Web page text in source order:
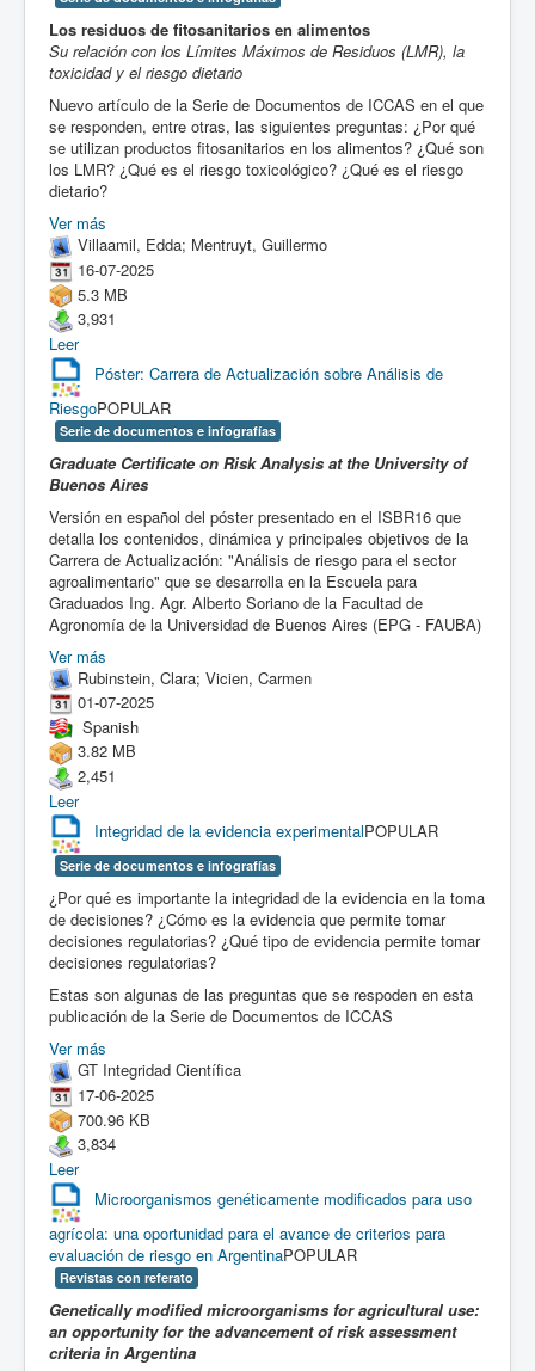
Los residuos de fitosanitarios en alimentos
Su relación con los Límites Máximos de Residuos (LMR), la
toxicidad y el riesgo dietario
Nuevo artículo de la Serie de Documentos de ICCAS en el que
se responden, entre otras, las siguientes preguntas: ¿Por qué
se utilizan productos fitosanitarios en los alimentos? ¿Qué son
los LMR? ¿Qué es el riesgo toxicológico? ¿Qué es el riesgo
dietario?
Ver más
Villaamil, Edda; Mentruyt, Guillermo
16-07-2025
5.3 MB
3,931
Leer
Póster: Carrera de Actualización sobre Análisis de
RiesgoPOPULAR
Serie de documentos e infografías
Graduate Certificate on Risk Analysis at the University of
Buenos Aires
Versión en español del póster presentado en el ISBR16 que
detalla los contenidos, dinámica y principales objetivos de la
Carrera de Actualización: "Análisis de riesgo para el sector
agroalimentario" que se desarrolla en la Escuela para
Graduados Ing. Agr. Alberto Soriano de la Facultad de
Agronomía de la Universidad de Buenos Aires (EPG - FAUBA)
Ver más
Rubinstein, Clara; Vicien, Carmen
01-07-2025
Spanish
3.82 MB
2,451
Leer
Integridad de la evidencia experimentalPOPULAR
Serie de documentos e infografías
¿Por qué es importante la integridad de la evidencia en la toma
de decisiones? ¿Cómo es la evidencia que permite tomar
decisiones regulatorias? ¿Qué tipo de evidencia permite tomar
decisiones regulatorias?
Estas son algunas de las preguntas que se respoden en esta
publicación de la Serie de Documentos de ICCAS
Ver más
GT Integridad Científica
17-06-2025
700.96 KB
3,834
Leer
Microorganismos genéticamente modificados para uso
agrícola: una oportunidad para el avance de criterios para
evaluación de riesgo en ArgentinaPOPULAR
Revistas con referato
Genetically modified microorganisms for agricultural use:
an opportunity for the advancement of risk assessment
criteria in Argentina